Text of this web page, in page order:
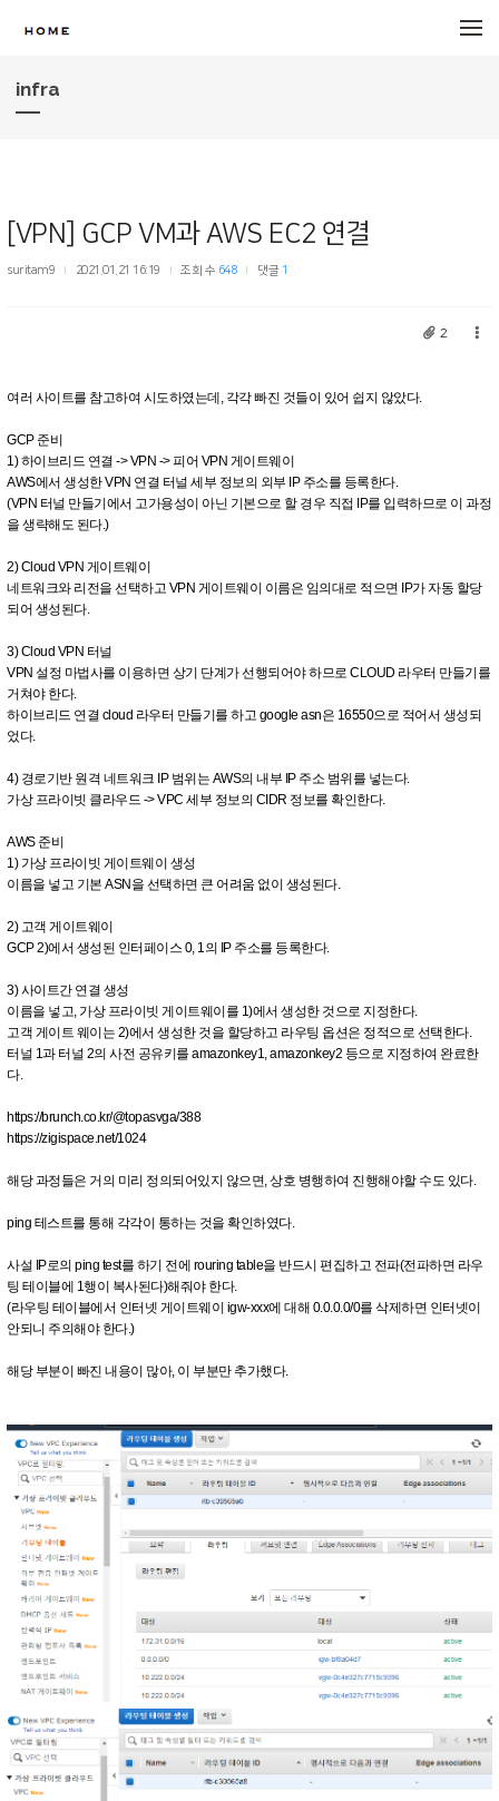
infra
[VPN] GCP VM과 AWS EC2 연결
suritam9 2021.01.21 16:19 조회 수 648 댓글 1
2
여러 사이트를 참고하여 시도하였는데, 각각 빠진 것들이 있어 쉽지 않았다.
GCP 준비
1) 하이브리드 연결 -> VPN -> 피어 VPN 게이트웨이
AWS에서 생성한 VPN 연결 터널 세부 정보의 외부 IP 주소를 등록한다.
(VPN 터널 만들기에서 고가용성이 아닌 기본으로 할 경우 직접 IP를 입력하므로 이 과정
을 생략해도 된다.)
2) Cloud VPN 게이트웨이
네트워크와 리전을 선택하고 VPN 게이트웨이 이름은 임의대로 적으면 IP가 자동 할당
되어 생성된다.
3) Cloud VPN 터널
VPN 설정 마법사를 이용하면 상기 단계가 선행되어야 하므로 CLOUD 라우터 만들기를
거쳐야 한다.
하이브리드 연결 cloud 라우터 만들기를 하고 google asn은 16550으로 적어서 생성되
었다.
4) 경로기반 원격 네트워크 IP 범위는 AWS의 내부 IP 주소 범위를 넣는다.
가상 프라이빗 클라우드 -> VPC 세부 정보의 CIDR 정보를 확인한다.
AWS 준비
1) 가상 프라이빗 게이트웨이 생성
이름을 넣고 기본 ASN을 선택하면 큰 어려움 없이 생성된다.
2) 고객 게이트웨이
GCP 2)에서 생성된 인터페이스 0, 1의 IP 주소를 등록한다.
3) 사이트간 연결 생성
이름을 넣고, 가상 프라이빗 게이트웨이를 1)에서 생성한 것으로 지정한다.
고객 게이트 웨이는 2)에서 생성한 것을 할당하고 라우팅 옵션은 정적으로 선택한다.
터널 1과 터널 2의 사전 공유키를 amazonkey1, amazonkey2 등으로 지정하여 완료한
다.
https://brunch.co.kr/@topasvga/388
https://zigispace.net/1024
해당 과정들은 거의 미리 정의되어있지 않으면, 상호 병행하여 진행해야할 수도 있다.
ping 테스트를 통해 각각이 통하는 것을 확인하였다.
사설 IP로의 ping test를 하기 전에 rouring table을 반드시 편집하고 전파(전파하면 라우
팅 테이블에 1행이 복사된다)해줘야 한다.
(라우팅 테이블에서 인터넷 게이트웨이 igw-xxx에 대해 0.0.0.0/0를 삭제하면 인터넷이
안되니 주의해야 한다.)
해당 부분이 빠진 내용이 많아, 이 부분만 추가했다.